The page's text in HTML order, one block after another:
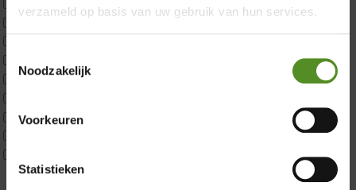
verzameld op basis van uw gebruik van hun services.
Toestemmingsselectie
Noodzakelijk
Voorkeuren
Statistieken
Matrastopper 10cm
p350 twijfelaar
P650 25cm Tweepersoons een kern aanpasbaar
Maatvoering
Showroom Breda
Donderdag 12:00 – 17:00
Zaterdag 12:00 – 17:00